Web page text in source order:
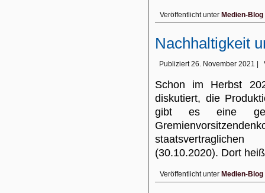
Veröffentlicht unter Medien-Blog
Nachhaltigkeit
Publiziert 26. November 2021
Schon im Herbst
diskutiert, die
gibt es eine
(30.10.2020). Dort
Veröffentlicht unter Medien-Blog